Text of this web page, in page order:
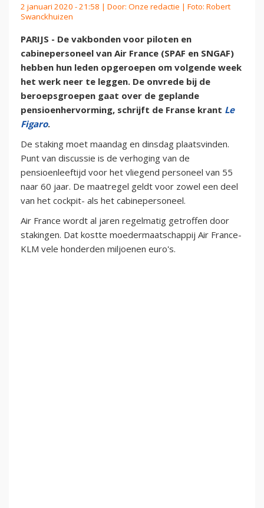
2 januari 2020 - 21:58 | Door: Onze redactie | Foto: Robert
Swanckhuizen
PARIJS - De vakbonden voor piloten en
cabinepersoneel van Air France (SPAF en SNGAF)
hebben hun leden opgeroepen om volgende week
het werk neer te leggen. De onvrede bij de
beroepsgroepen gaat over de geplande
pensioenhervorming, schrijft de Franse krant Le
Figaro.
De staking moet maandag en dinsdag plaatsvinden.
Punt van discussie is de verhoging van de
pensioenleeftijd voor het vliegend personeel van 55
naar 60 jaar. De maatregel geldt voor zowel een deel
van het cockpit- als het cabinepersoneel.
Air France wordt al jaren regelmatig getroffen door
stakingen. Dat kostte moedermaatschappij Air France-
KLM vele honderden miljoenen euro's.